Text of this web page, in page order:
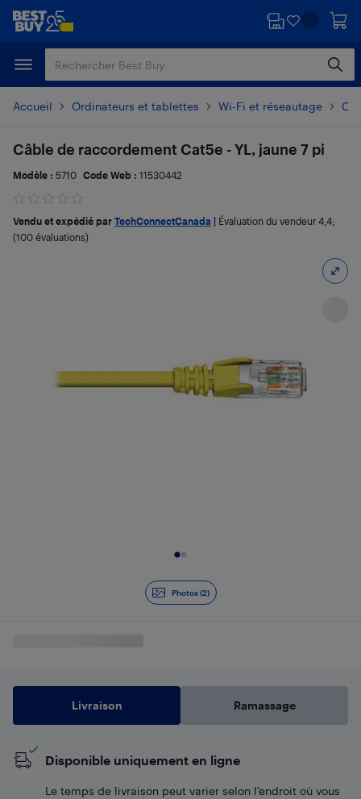
Passer
principal
Passer
Accueil Ordinateurs et tablettes Wi-Fi et réseautage
Photos (2)
Câble de raccordement Cat5e - YL, jaune 7 pi
Modèle : 5710 Code Web : 11530442
Vendu et expédié par TechConnectCanada Évaluation du vendeur 4,4;
(100 évaluations)
Livraison Ramassage
Disponible uniquement en ligne
Le temps de livraison peut varier selon l'endroit où vous